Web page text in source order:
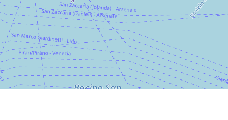
SCOPRI LA SEDE